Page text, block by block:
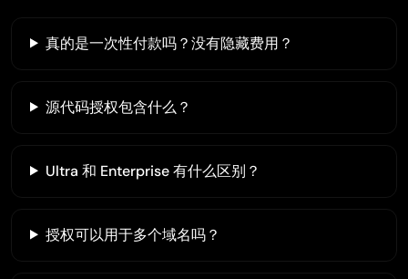
真的是一次性付款吗？没有隐藏费用？
源代码授权包含什么？
Ultra 和 Enterprise 有什么区别？
授权可以用于多个域名吗？